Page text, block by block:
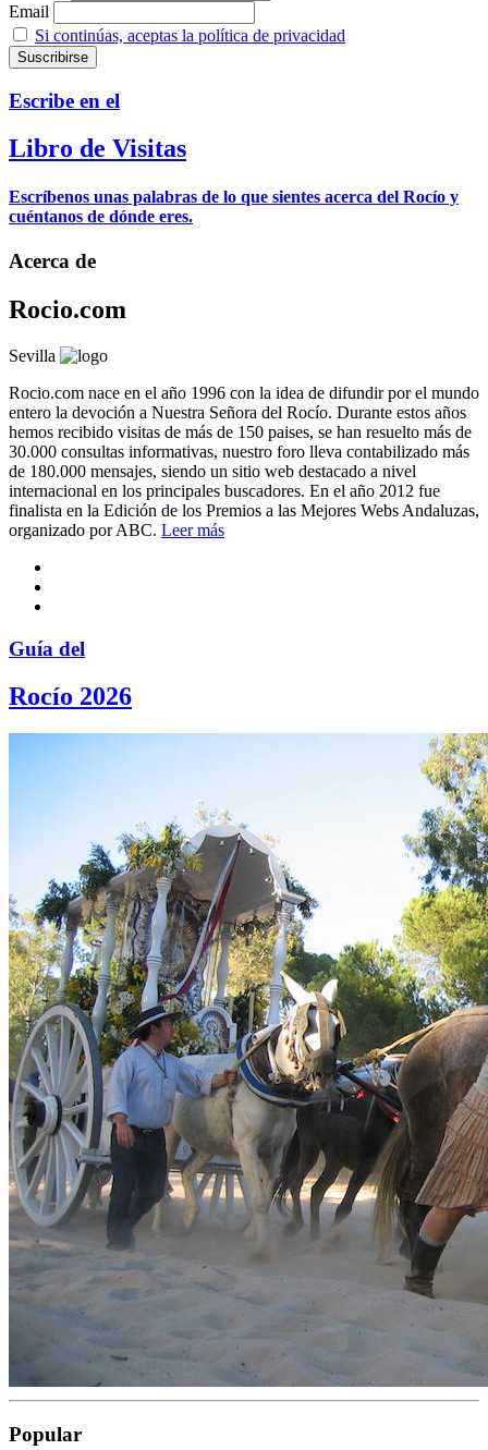
Email
Si continúas, aceptas la política de privacidad
Escribe en el
Libro de Visitas
Escríbenos unas palabras de lo que sientes acerca del Rocío y
cuéntanos de dónde eres.
Acerca de
Rocio.com
Sevilla
Rocio.com nace en el año 1996 con la idea de difundir por el mundo
entero la devoción a Nuestra Señora del Rocío. Durante estos años
hemos recibido visitas de más de 150 paises, se han resuelto más de
30.000 consultas informativas, nuestro foro lleva contabilizado más
de 180.000 mensajes, siendo un sitio web destacado a nivel
internacional en los principales buscadores. En el año 2012 fue
finalista en la Edición de los Premios a las Mejores Webs Andaluzas,
organizado por ABC. Leer más
Guía del
Rocío 2026
Popular